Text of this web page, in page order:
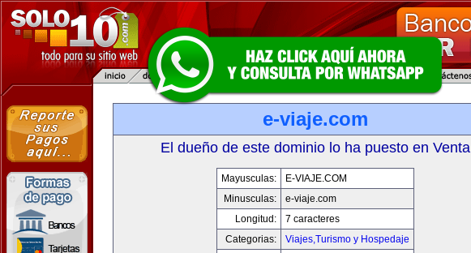
e-viaje.com
El dueño de este dominio lo ha puesto en Venta
Mayusculas:
E-VIAJE.COM
Minusculas:
e-viaje.com
Longitud:
7 caracteres
Categorias:
Viajes,Turismo y Hospedaje